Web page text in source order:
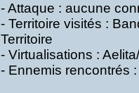
- Attaque : aucune
- Territoire visités :
Territoire
- Virtualisations :
- Ennemis rencontrés